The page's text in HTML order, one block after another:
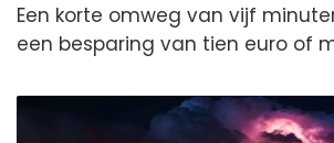
Een korte omweg van vijf
een besparing van tien euro of